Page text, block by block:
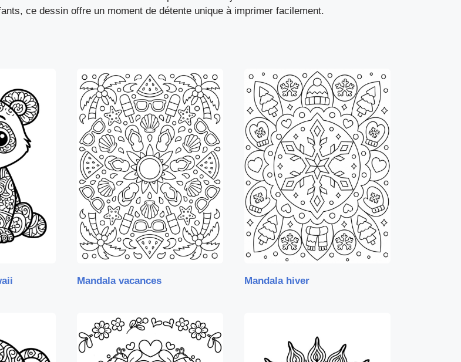
ce dessin offre un moment de détente unique à imprimer facilement.
Mandala vacances Mandala hiver